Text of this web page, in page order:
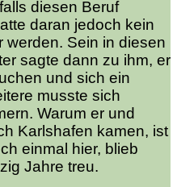
diesen Beruf
daran jedoch kein
werden. Sein in diesen
sagte dann zu ihm, er
und sich ein
musste sich
Warum er und
Karlshafen kamen, ist
einmal hier, blieb
Jahre treu.